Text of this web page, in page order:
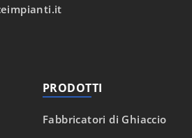
PRODOTTI
Fabbricatori di Ghiaccio